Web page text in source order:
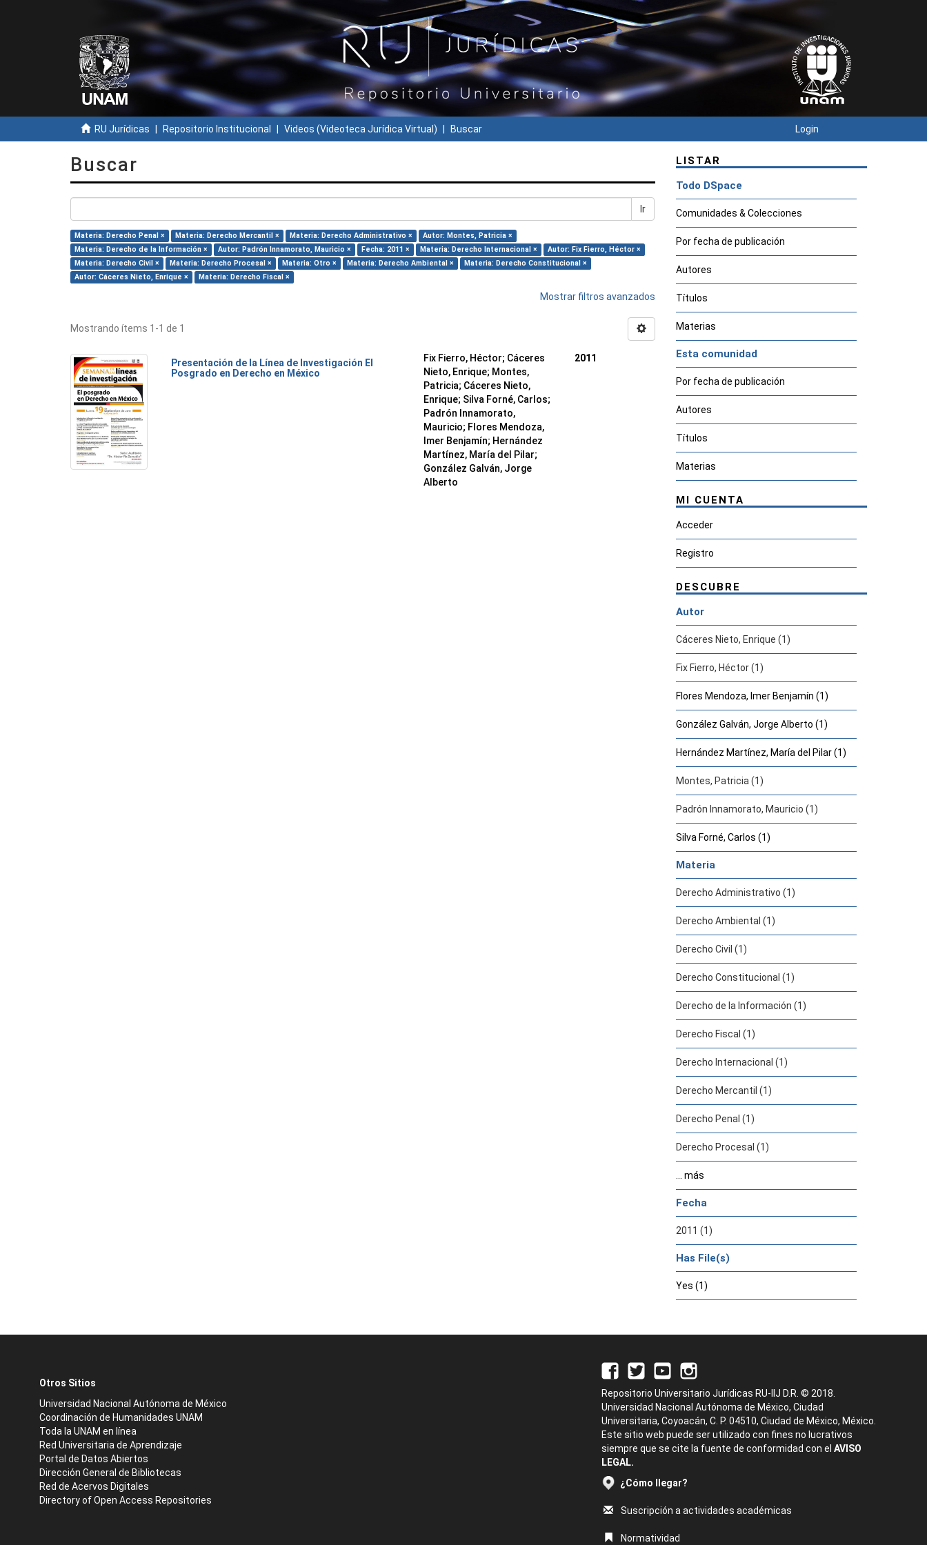
RU Jurídicas Repositorio Institucional Videos (Videoteca Jurídica Virtual) Buscar Login
Buscar
Ir
Materia: Derecho Penal × Materia: Derecho Mercantil × Materia: Derecho Administrativo ×
Autor: Montes, Patricia ×
Materia: Derecho de la Información ×
Autor: Padrón Innamorato, Mauricio × Fecha: 2011 × Materia: Derecho Internacional ×
Autor: Fix Fierro, Héctor ×
Materia: Derecho Civil ×
Materia: Derecho Procesal × Materia: Otro × Materia: Derecho Ambiental ×
Materia: Derecho Constitucional ×
Autor: Cáceres Nieto, Enrique ×
Materia: Derecho Fiscal ×
Mostrar filtros avanzados
Mostrando ítems 1-1 de 1
Presentación de la Línea de Investigación El
Posgrado en Derecho en México
Fix Fierro, Héctor; Cáceres
Nieto, Enrique; Montes,
Patricia; Cáceres Nieto,
Enrique; Silva Forné, Carlos;
Padrón Innamorato,
Mauricio; Flores Mendoza,
Imer Benjamín; Hernández
Martínez, María del Pilar;
González Galván, Jorge
Alberto
2011
LISTAR
Todo DSpace
Comunidades & Colecciones
Por fecha de publicación
Autores
Títulos
Materias
Esta comunidad
Por fecha de publicación
Autores
Títulos
Materias
MI CUENTA
Acceder
Registro
DESCUBRE
Autor
Cáceres Nieto, Enrique (1)
Fix Fierro, Héctor (1)
Flores Mendoza, Imer Benjamín (1)
González Galván, Jorge Alberto (1)
Hernández Martínez, María del Pilar (1)
Montes, Patricia (1)
Padrón Innamorato, Mauricio (1)
Silva Forné, Carlos (1)
Materia
Derecho Administrativo (1)
Derecho Ambiental (1)
Derecho Civil (1)
Derecho Constitucional (1)
Derecho de la Información (1)
Derecho Fiscal (1)
Derecho Internacional (1)
Derecho Mercantil (1)
Derecho Penal (1)
Derecho Procesal (1)
... más
Fecha
2011 (1)
Has File(s)
Yes (1)
Otros Sitios
Universidad Nacional Autónoma de México
Coordinación de Humanidades UNAM
Toda la UNAM en línea
Red Universitaria de Aprendizaje
Portal de Datos Abiertos
Dirección General de Bibliotecas
Red de Acervos Digitales
Directory of Open Access Repositories
Repositorio Universitario Jurídicas RU-IIJ D.R. © 2018.
Universidad Nacional Autónoma de México, Ciudad
Universitaria, Coyoacán, C. P. 04510, Ciudad de México, México.
Este sitio web puede ser utilizado con fines no lucrativos
siempre que se cite la fuente de conformidad con el AVISO
LEGAL.
¿Cómo llegar?
Suscripción a actividades académicas
Normatividad